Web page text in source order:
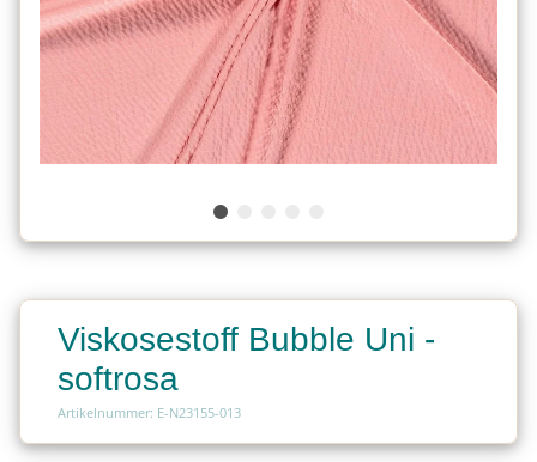
Viskosestoff Bubble Uni -
softrosa
Artikelnummer: E-N23155-013